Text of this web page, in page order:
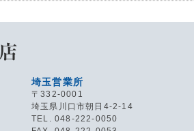
埼玉営業所
〒332-0001
埼玉県川口市朝日4-2-14
TEL. 048-222-0050